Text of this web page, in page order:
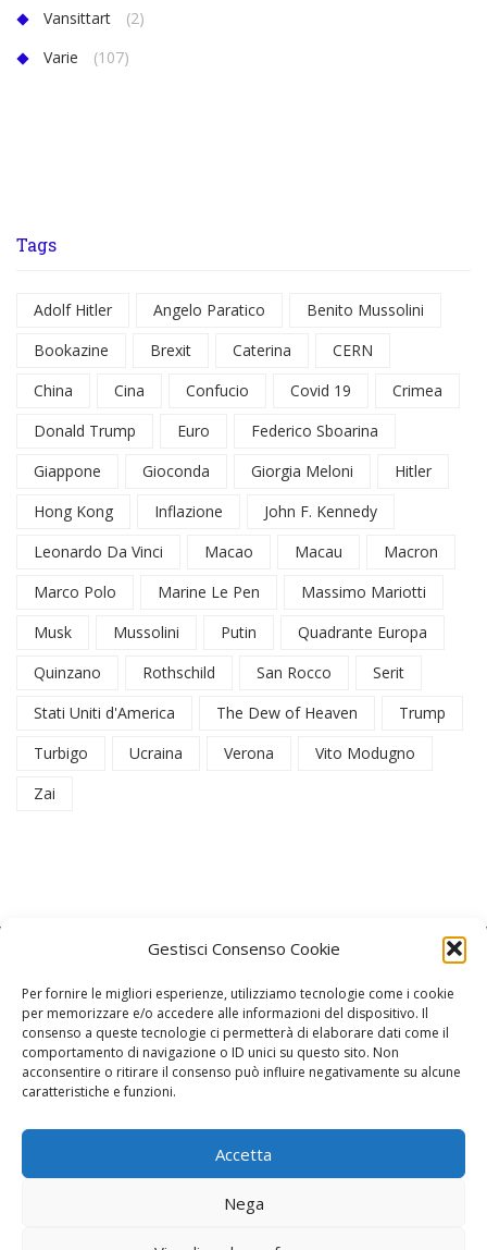
Gestisci Consenso Cookie
Per fornire le migliori esperienze, utilizziamo tecnologie come i cookie
per memorizzare e/o accedere alle informazioni del dispositivo. Il
consenso a queste tecnologie ci permetterà di elaborare dati come il
comportamento di navigazione o ID unici su questo sito. Non
acconsentire o ritirare il consenso può influire negativamente su alcune
caratteristiche e funzioni.
Accetta
Nega
Vansittart
(2)
Varie
(107)
Tags
Adolf Hitler Angelo Paratico
Benito Mussolini
Bookazine
Brexit Caterina
CERN
China
Cina Confucio Covid 19
Crimea
Donald Trump
Euro
Federico Sboarina
Giappone
Gioconda Giorgia Meloni
Hitler
Hong Kong
Inflazione
John F. Kennedy
Leonardo Da Vinci
Macao Macau
Macron
Marco Polo
Marine Le Pen
Massimo Mariotti
Musk
Mussolini Putin
Quadrante Europa
Quinzano
Rothschild San Rocco
Serit
Stati Uniti d'America
The Dew of Heaven
Trump
Turbigo
Ucraina Verona
Vito Modugno
Zai
La Redazione
Direttore responsabile:
Critica Letteraria:Ambrogio Bianchi
Ada Simoni